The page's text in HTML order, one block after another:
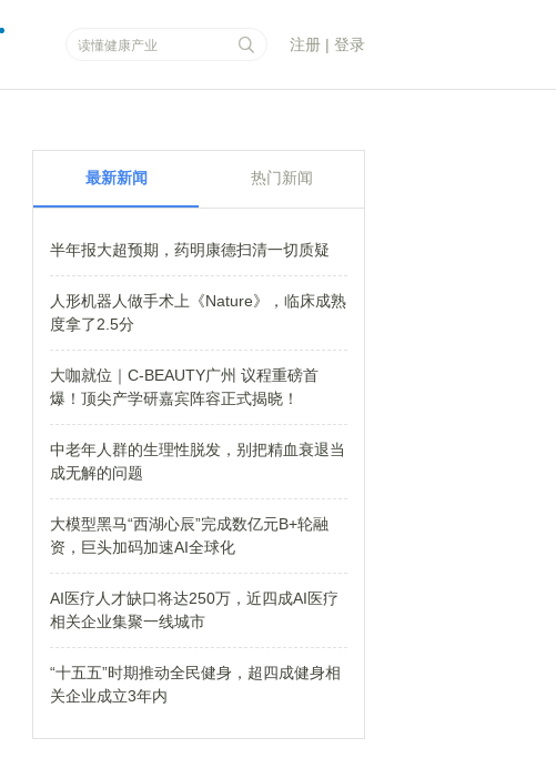
注册 | 登录
最新新闻 热门新闻
半年报大超预期，药明康德扫清一切质疑
人形机器人做手术上《Nature》，临床成熟
度拿了2.5分
大咖就位｜C-BEAUTY广州 议程重磅首
爆！顶尖产学研嘉宾阵容正式揭晓！
中老年人群的生理性脱发，别把精血衰退当
成无解的问题
大模型黑马“西湖心辰”完成数亿元B+轮融
资，巨头加码加速AI全球化
AI医疗人才缺口将达250万，近四成AI医疗
相关企业集聚一线城市
“十五五”时期推动全民健身，超四成健身相
关企业成立3年内